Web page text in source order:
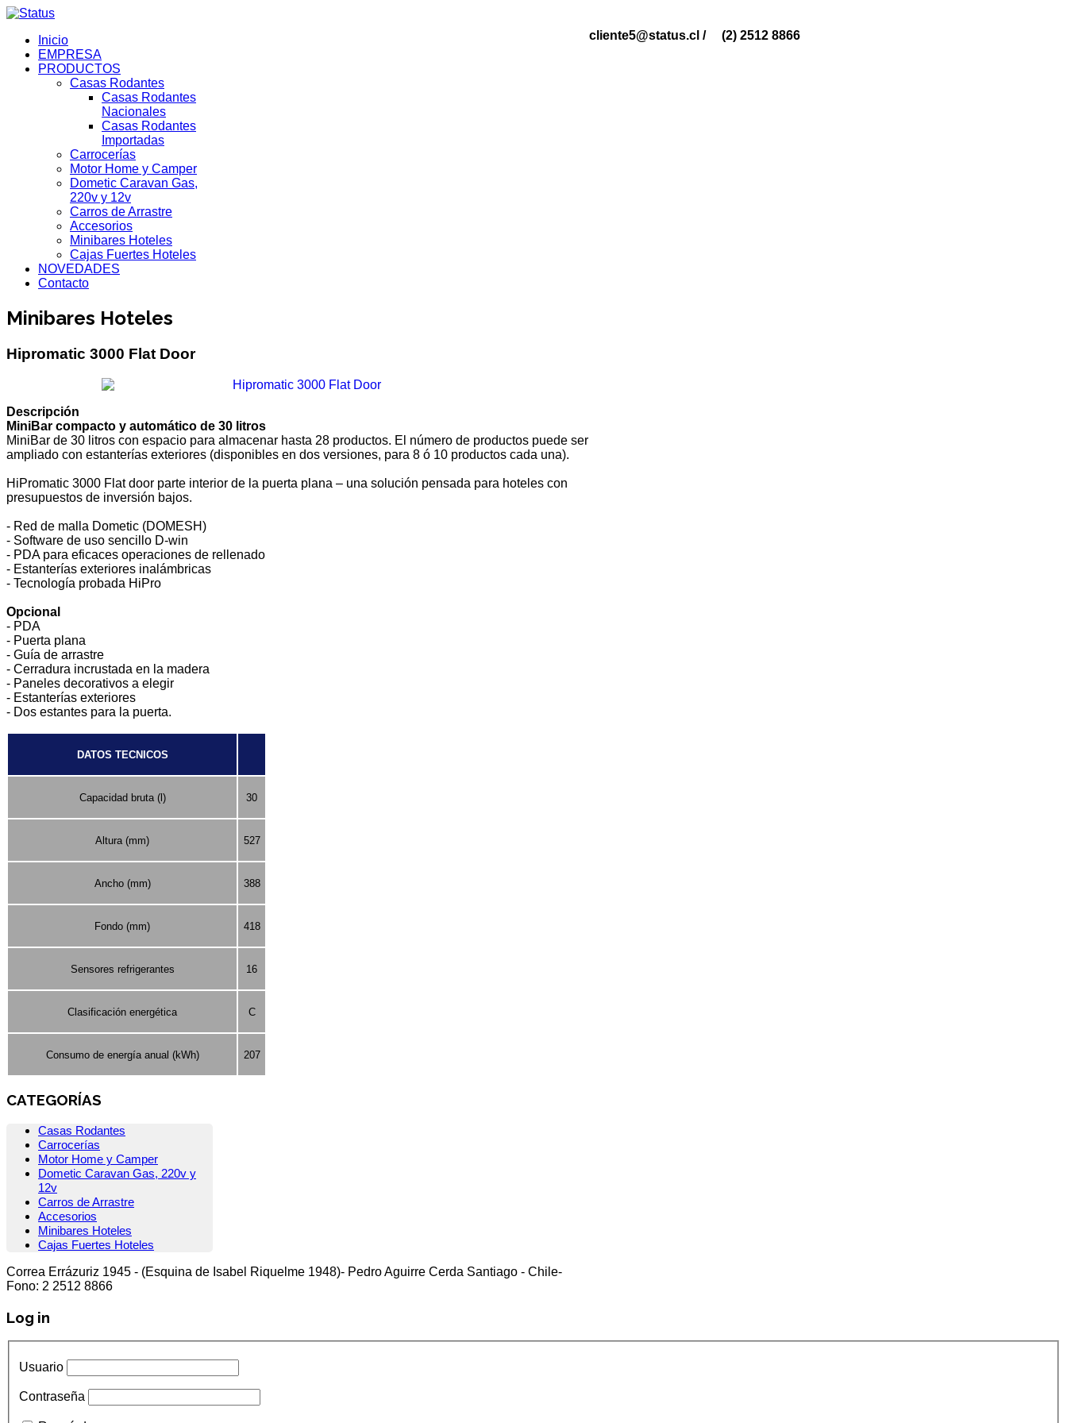
cliente5@status.cl / (2) 2512 8866
Inicio
EMPRESA
PRODUCTOS
Casas Rodantes
Casas Rodantes
Nacionales
Casas Rodantes
Importadas
Carrocerías
Motor Home y Camper
Dometic Caravan Gas,
220v y 12v
Carros de Arrastre
Accesorios
Minibares Hoteles
Cajas Fuertes Hoteles
NOVEDADES
Contacto
Minibares Hoteles
Hipromatic 3000 Flat Door
Descripción
MiniBar compacto y automático de 30 litros
MiniBar de 30 litros con espacio para almacenar hasta 28 productos. El número de productos puede ser
ampliado con estanterías exteriores (disponibles en dos versiones, para 8 ó 10 productos cada una).
HiPromatic 3000 Flat door parte interior de la puerta plana – una solución pensada para hoteles con
presupuestos de inversión bajos.
- Red de malla Dometic (DOMESH)
- Software de uso sencillo D-win
- PDA para eficaces operaciones de rellenado
- Estanterías exteriores inalámbricas
- Tecnología probada HiPro
Opcional
- PDA
- Puerta plana
- Guía de arrastre
- Cerradura incrustada en la madera
- Paneles decorativos a elegir
- Estanterías exteriores
- Dos estantes para la puerta.
DATOS TECNICOS
Capacidad bruta (l) 30
Altura (mm) 527
Ancho (mm) 388
Fondo (mm) 418
Sensores refrigerantes 16
Clasificación energética C
Consumo de energía anual (kWh) 207
CATEGORÍAS
Casas Rodantes
Carrocerías
Motor Home y Camper
Dometic Caravan Gas, 220v y
12v
Carros de Arrastre
Accesorios
Minibares Hoteles
Cajas Fuertes Hoteles
Correa Errázuriz 1945 - (Esquina de Isabel Riquelme 1948)- Pedro Aguirre Cerda Santiago - Chile-
Fono: 2 2512 8866
Log in
Usuario
Contraseña